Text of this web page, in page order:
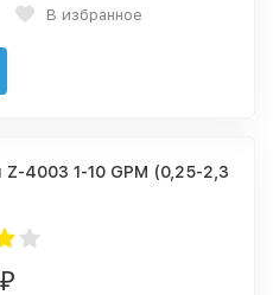
В избранное
4003 1-10 GPM (0,25-2,3
₽